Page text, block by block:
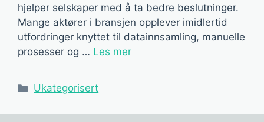
hjelper selskaper med å ta bedre beslutninger.
Mange aktører i bransjen opplever imidlertid
utfordringer knyttet til datainnsamling, manuelle
prosesser og … Les mer
Kategorier
Ukategorisert